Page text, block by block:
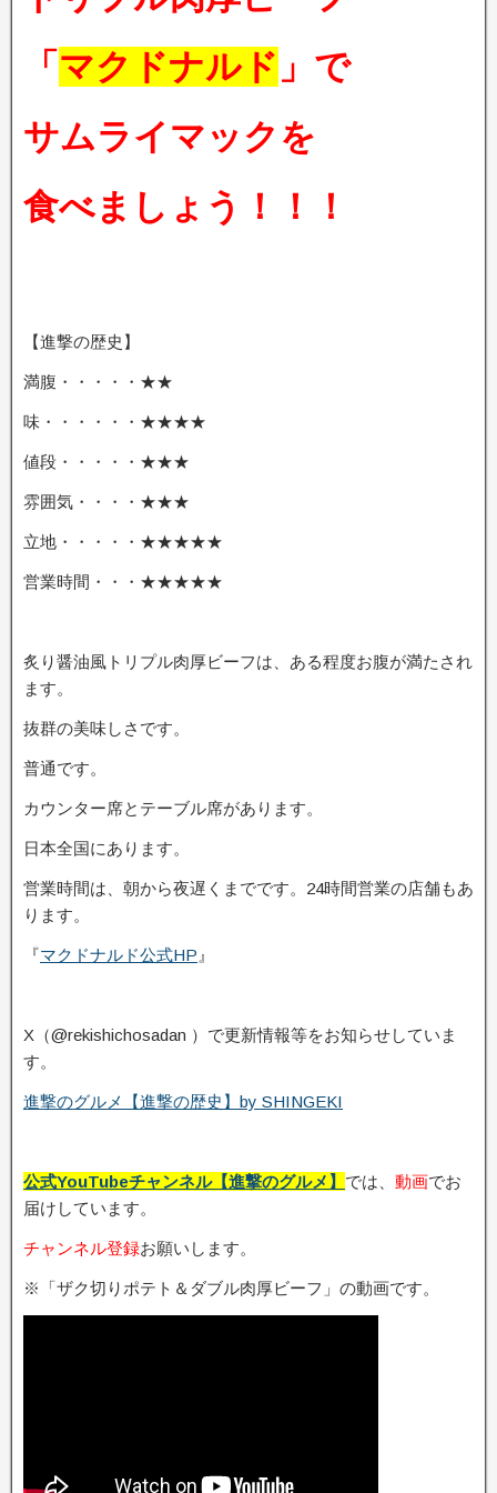
「 マクドナルド 」で
サムライマックを
食べましょう！！！
【進撃の歴史】
満腹・・・・・★★
味・・・・・・★★★★
値段・・・・・★★★
雰囲気・・・・★★★
立地・・・・・★★★★★
営業時間・・・★★★★★
炙り醤油風トリプル肉厚ビーフは、ある程度お腹が満たされ
ます。
抜群の美味しさです。
普通です。
カウンター席とテーブル席があります。
日本全国にあります。
営業時間は、朝から夜遅くまでです。24時間営業の店舗もあ
ります。
『マクドナルド公式HP 』
X（@rekishichosadan ）で更新情報等をお知らせしていま
す。
進撃のグルメ【進撃の歴史】by SHINGEKI
公式YouTubeチャンネル【進撃のグルメ】 では、 動画でお
届けしています。
チャンネル登録お願いします。
※「ザク切りポテト＆ダブル肉厚ビーフ」の動画です。